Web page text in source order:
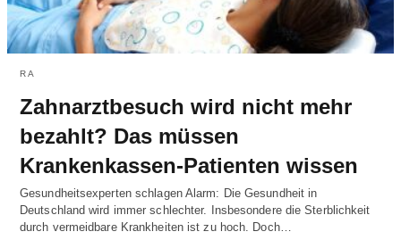
RA
Zahnarztbesuch wird nicht mehr
bezahlt? Das müssen
Krankenkassen-Patienten wissen
Gesundheitsexperten schlagen Alarm: Die Gesundheit in
Deutschland wird immer schlechter. Insbesondere die Sterblichkeit
durch vermeidbare Krankheiten ist zu hoch. Doch…